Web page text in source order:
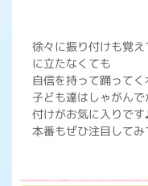
徐々に振り付けも覚
に立たなくても
自信を持って踊ってく
子ども達はしゃがん
付けがお気に入りです
本番もぜひ注目してみ